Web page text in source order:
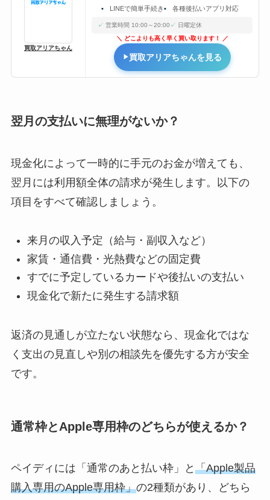
買取アリアちゃん
LINEで簡単手続き
各種後払いアプリ対応
営業時間 10:00～20:00
日曜定休
どこよりも高く早く買い取ります！
買取アリアちゃんを見る
翌月の支払いに無理がないか？
現金化によって一時的に手元のお金が増えても、
翌月には利用額全体の請求が発生します。以下の
項目をすべて確認しましょう。
来月の収入予定（給与・副収入など）
家賃・通信費・光熱費などの固定費
すでに予定しているカードや後払いの支払い
現金化で新たに発生する請求額
返済の見通しが立たない状態なら、現金化ではな
く支出の見直しや別の相談先を優先する方が安全
です。
通常枠とApple専用枠のどちらが使えるか？
ペイディには「通常のあと払い枠」と 「Apple製品
購入専用のApple専用枠」の2種類があり、どちら